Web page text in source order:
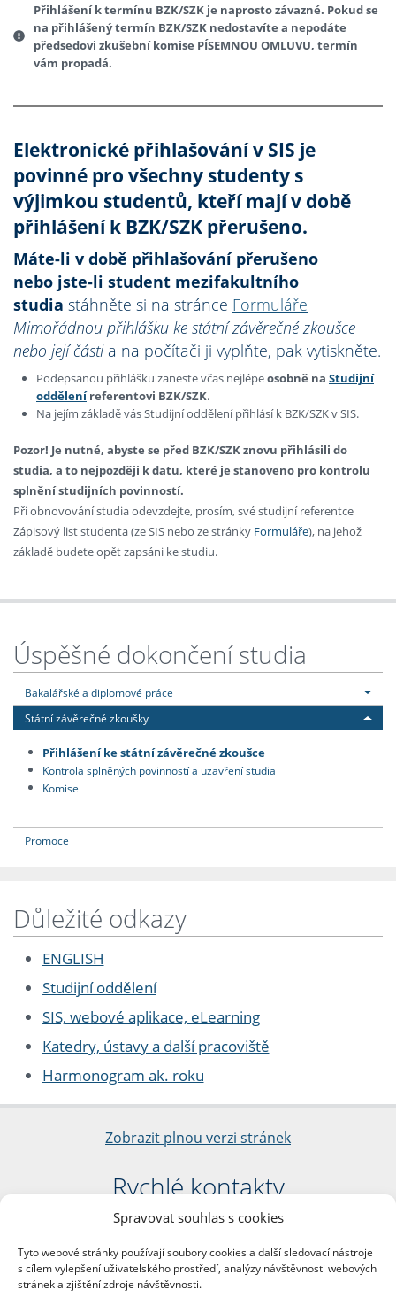
Spravovat souhlas s cookies
Tyto webové stránky používají soubory cookies a další sledovací nástroje
s cílem vylepšení uživatelského prostředí, analýzy návštěvnosti webových
stránek a zjištění zdroje návštěvnosti.
Přihlášení k termínu BZK/SZK je naprosto závazné. Pokud se
na přihlášený termín BZK/SZK nedostavíte a nepodáte
předsedovi zkušební komise PÍSEMNOU OMLUVU, termín
vám propadá.
Elektronické přihlašování v SIS je
povinné pro všechny studenty s
výjimkou studentů, kteří mají v době
přihlášení k BZK/SZK přerušeno.
Máte-li v době přihlašování přerušeno
nebo jste-li student mezifakultního
studia stáhněte si na stránce Formuláře
Mimořádnou přihlášku ke státní závěrečné zkoušce
nebo její částia na počítači ji vyplňte, pak vytiskněte.
Podepsanou přihlášku zaneste včas nejlépeosobně na Studijní
odděleníreferentovi BZK/SZK.
Na jejím základě vás Studijní oddělení přihlásí k BZK/SZK v SIS.
Pozor! Je nutné, abyste se před BZK/SZK znovu přihlásili do
studia, a to nejpozději k datu, které je stanoveno pro kontrolu
splnění studijních povinností.
Při obnovování studia odevzdejte, prosím, své studijní referentce
Zápisový list studenta (ze SIS nebo ze stránky Formuláře), na jehož
základě budete opět zapsáni ke studiu.
Úspěšné dokončení studia
Bakalářské a diplomové práce
Státní závěrečné zkoušky
Přihlášení ke státní závěrečné zkoušce
Kontrola splněných povinností a uzavření studia
Komise
Promoce
Důležité odkazy
ENGLISH
Studijní oddělení
SIS, webové aplikace, eLearning
Katedry, ústavy a další pracoviště
Harmonogram ak. roku
Zobrazit plnou verzi stránek
Rychlé kontakty
Filozofická fakulta
nám. Jana Palacha 1/2
116 38 Praha 1